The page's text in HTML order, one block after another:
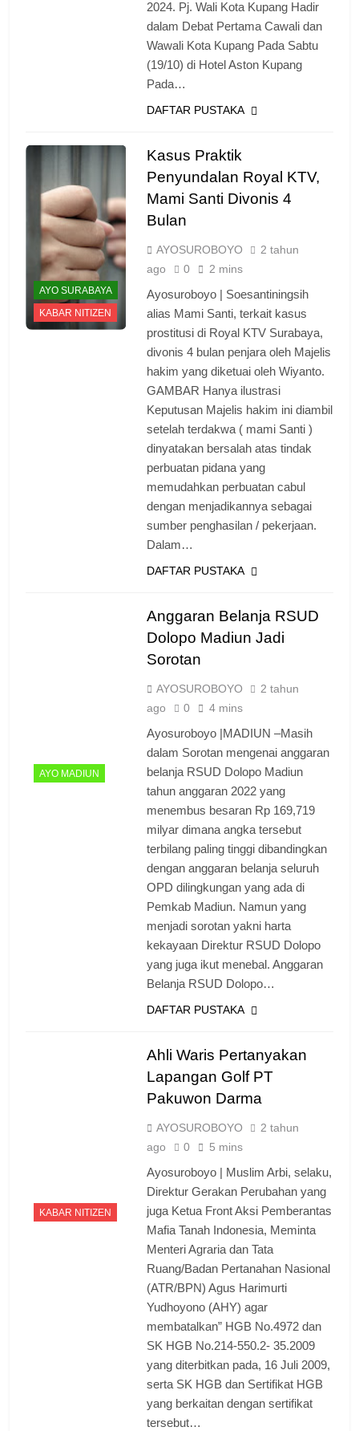
2024. Pj. Wali Kota Kupang Hadir
dalam Debat Pertama Cawali dan
Wawali Kota Kupang Pada Sabtu
(19/10) di Hotel Aston Kupang
Pada…
DAFTAR PUSTAKA
AYO SURABAYA
KABAR NITIZEN
Kasus Praktik
Penyundalan Royal KTV,
Mami Santi Divonis 4
Bulan
AYOSUROBOYO
2 tahun
ago
0 2 mins
Ayosuroboyo | Soesantiningsih
alias Mami Santi, terkait kasus
prostitusi di Royal KTV Surabaya,
divonis 4 bulan penjara oleh Majelis
hakim yang diketuai oleh Wiyanto.
GAMBAR Hanya ilustrasi
Keputusan Majelis hakim ini diambil
setelah terdakwa ( mami Santi )
dinyatakan bersalah atas tindak
perbuatan pidana yang
memudahkan perbuatan cabul
dengan menjadikannya sebagai
sumber penghasilan / pekerjaan.
Dalam…
DAFTAR PUSTAKA
AYO MADIUN
Anggaran Belanja RSUD
Dolopo Madiun Jadi
Sorotan
AYOSUROBOYO
2 tahun
ago
0 4 mins
Ayosuroboyo |MADIUN –Masih
dalam Sorotan mengenai anggaran
belanja RSUD Dolopo Madiun
tahun anggaran 2022 yang
menembus besaran Rp 169,719
milyar dimana angka tersebut
terbilang paling tinggi dibandingkan
dengan anggaran belanja seluruh
OPD dilingkungan yang ada di
Pemkab Madiun. Namun yang
menjadi sorotan yakni harta
kekayaan Direktur RSUD Dolopo
yang juga ikut menebal. Anggaran
Belanja RSUD Dolopo…
DAFTAR PUSTAKA
KABAR NITIZEN
Ahli Waris Pertanyakan
Lapangan Golf PT
Pakuwon Darma
AYOSUROBOYO
2 tahun
ago
0 5 mins
Ayosuroboyo | Muslim Arbi, selaku,
Direktur Gerakan Perubahan yang
juga Ketua Front Aksi Pemberantas
Mafia Tanah Indonesia, Meminta
Menteri Agraria dan Tata
Ruang/Badan Pertanahan Nasional
(ATR/BPN) Agus Harimurti
Yudhoyono (AHY) agar
membatalkan” HGB No.4972 dan
SK HGB No.214-550.2- 35.2009
yang diterbitkan pada, 16 Juli 2009,
serta SK HGB dan Sertifikat HGB
yang berkaitan dengan sertifikat
tersebut…